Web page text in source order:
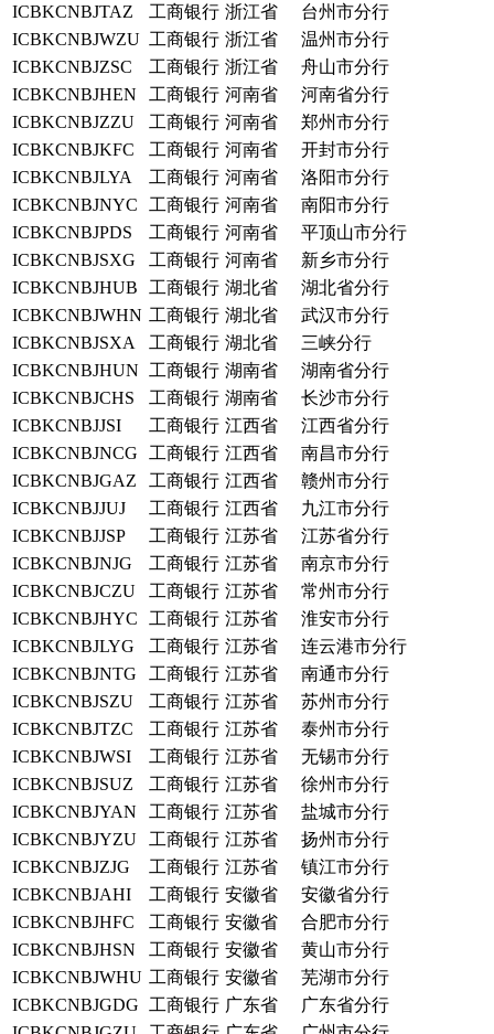
ICBKCNBJTAZ
工商银行 浙江省
台州市分行
ICBKCNBJWZU 工商银行 浙江省
温州市分行
ICBKCNBJZSC
工商银行 浙江省
舟山市分行
ICBKCNBJHEN
工商银行 河南省
河南省分行
ICBKCNBJZZU
工商银行 河南省
郑州市分行
ICBKCNBJKFC
工商银行 河南省
开封市分行
ICBKCNBJLYA
工商银行 河南省
洛阳市分行
ICBKCNBJNYC
工商银行 河南省
南阳市分行
ICBKCNBJPDS
工商银行 河南省
平顶山市分行
ICBKCNBJSXG
工商银行 河南省
新乡市分行
ICBKCNBJHUB
工商银行 湖北省
湖北省分行
ICBKCNBJWHN 工商银行 湖北省
武汉市分行
ICBKCNBJSXA
工商银行 湖北省
三峡分行
ICBKCNBJHUN
工商银行 湖南省
湖南省分行
ICBKCNBJCHS
工商银行 湖南省
长沙市分行
ICBKCNBJJSI
工商银行 江西省
江西省分行
ICBKCNBJNCG
工商银行 江西省
南昌市分行
ICBKCNBJGAZ
工商银行 江西省
赣州市分行
ICBKCNBJJUJ
工商银行 江西省
九江市分行
ICBKCNBJJSP
工商银行 江苏省
江苏省分行
ICBKCNBJNJG
工商银行 江苏省
南京市分行
ICBKCNBJCZU
工商银行 江苏省
常州市分行
ICBKCNBJHYC
工商银行 江苏省
淮安市分行
ICBKCNBJLYG
工商银行 江苏省
连云港市分行
ICBKCNBJNTG
工商银行 江苏省
南通市分行
ICBKCNBJSZU
工商银行 江苏省
苏州市分行
ICBKCNBJTZC
工商银行 江苏省
泰州市分行
ICBKCNBJWSI
工商银行 江苏省
无锡市分行
ICBKCNBJSUZ
工商银行 江苏省
徐州市分行
ICBKCNBJYAN
工商银行 江苏省
盐城市分行
ICBKCNBJYZU
工商银行 江苏省
扬州市分行
ICBKCNBJZJG
工商银行 江苏省
镇江市分行
ICBKCNBJAHI
工商银行 安徽省
安徽省分行
ICBKCNBJHFC
工商银行 安徽省
合肥市分行
ICBKCNBJHSN
工商银行 安徽省
黄山市分行
ICBKCNBJWHU 工商银行 安徽省
芜湖市分行
ICBKCNBJGDG
工商银行 广东省
广东省分行